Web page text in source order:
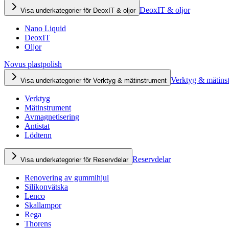
Visa underkategorier för DeoxIT & oljor DeoxIT & oljor
Nano Liquid
DeoxIT
Oljor
Novus plastpolish
Visa underkategorier för Verktyg & mätinstrument Verktyg &
Verktyg
Mätinstrument
Avmagnetisering
Antistat
Lödtenn
Visa underkategorier för Reservdelar Reservdelar
Renovering av gummihjul
Silikonvätska
Lenco
Skallampor
Rega
Thorens